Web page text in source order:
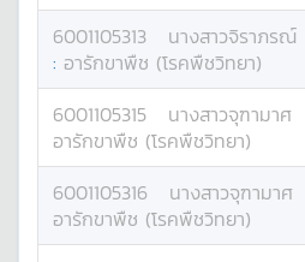
6001105313 นางสาวจิราภรณ์
: อารักขาพืช (โรคพืชวิทยา)
6001105315 นางสาวจุฑามาศ
อารักขาพืช (โรคพืชวิทยา)
6001105316 นางสาวจุฑามาศ
อารักขาพืช (โรคพืชวิทยา)